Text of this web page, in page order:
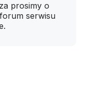
prosimy o
forum serwisu